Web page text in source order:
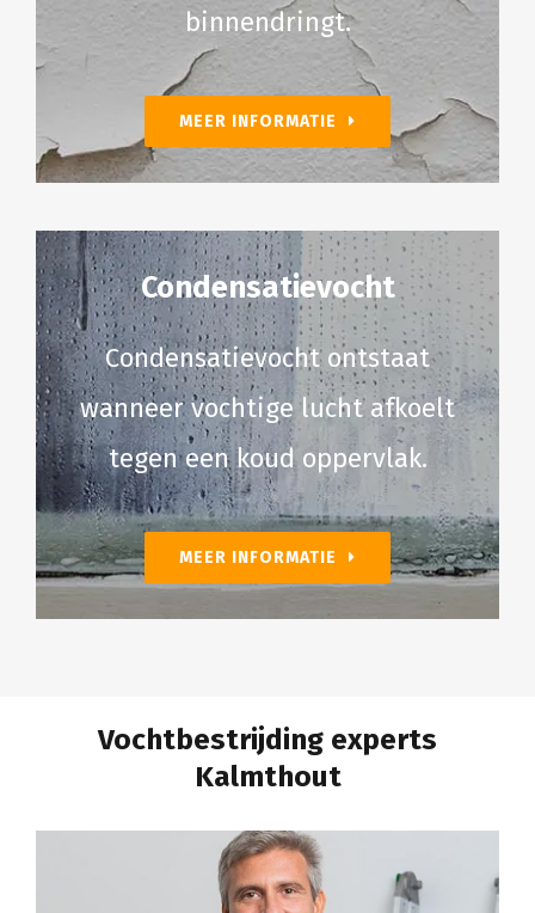
binnendringt.
MEER INFORMATIE
Condensatievocht
Condensatievocht ontstaat
wanneer vochtige lucht afkoelt
tegen een koud oppervlak.
MEER INFORMATIE
Vochtbestrijding experts
Kalmthout